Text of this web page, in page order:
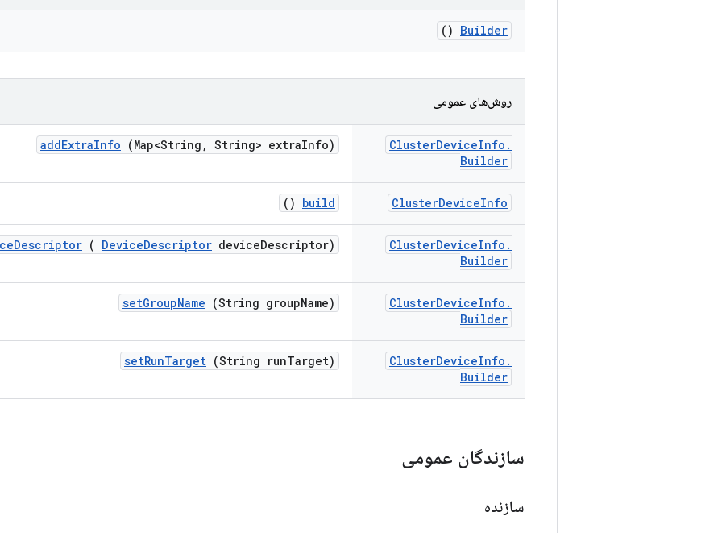
Builder
()
روش‌های عمومی
ClusterDeviceInfo .
Builder
addExtraInfo (Map<String , String> extraInfo)
ClusterDeviceInfo
build
()
ClusterDeviceInfo .
Builder
Descriptor ( DeviceDescriptor deviceDescriptor)
ClusterDeviceInfo .
Builder
setGroupName (String groupName)
ClusterDeviceInfo .
Builder
setRunTarget (String runTarget)
سازندگان عمومی
سازنده